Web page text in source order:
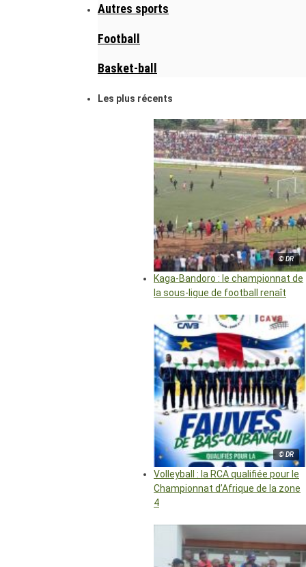
Autres sports
Football
Basket-ball
Les plus récents
© DR
Kaga-Bandoro : le championnat de
la sous-ligue de football renaît
© DR
Volleyball : la RCA qualifiée pour le
Championnat d’Afrique de la zone
4